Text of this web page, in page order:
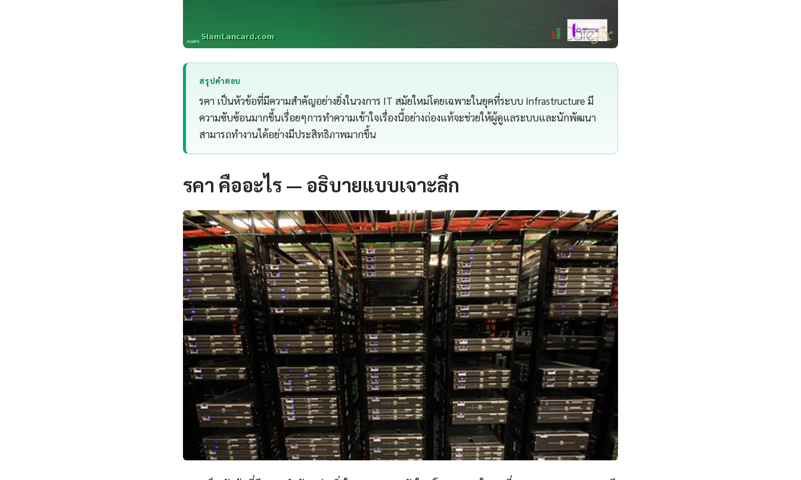
สรุปคำตอบ
รคา เป็นหัวข้อที่มีความสำคัญอย่างยิ่งในวงการ IT สมัยใหม่โดยเฉพาะในยุคที่ระบบ Infrastructure มี
ความซับซ้อนมากขึ้นเรื่อยๆการทำความเข้าใจเรื่องนี้อย่างถ่องแท้จะช่วยให้ผู้ดูแลระบบและนักพัฒนา
สามารถทำงานได้อย่างมีประสิทธิภาพมากขึ้น
รคา คืออะไร — อธิบายแบบเจาะลึก